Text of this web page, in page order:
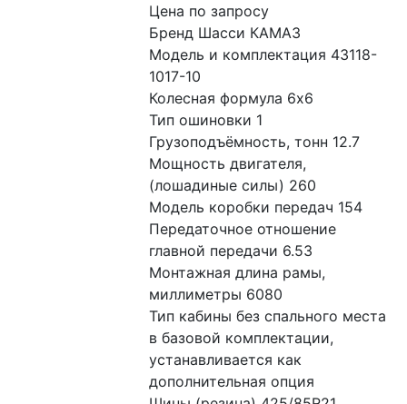
Цена по запросу
Бренд Шасси КАМАЗ
Модель и комплектация 43118-
1017-10
Колесная формула 6x6
Тип ошиновки 1
Грузоподъёмность, тонн 12.7
Мощность двигателя,
(лошадиные силы) 260
Модель коробки передач 154
Передаточное отношение
главной передачи 6.53
Монтажная длина рамы,
миллиметры 6080
Тип кабины без спального места
в базовой комплектации,
устанавливается как
дополнительная опция